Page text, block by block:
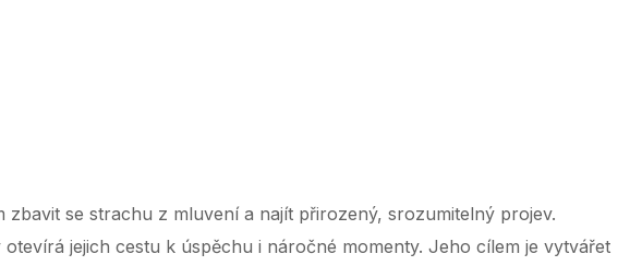
se strachu z mluvení a najít přirozený, srozumitelný projev.
jejich cestu k úspěchu i náročné momenty. Jeho cílem je vytvářet